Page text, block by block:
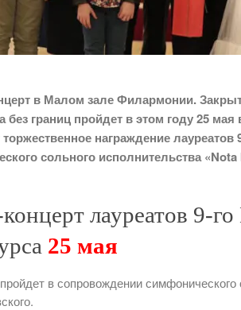
в Малом зале Филармонии.
без границ пройдет в этом году 25
награждениелауреатов
сольного исполнительства
лауреатов 9-
25 мая
в сопровождении